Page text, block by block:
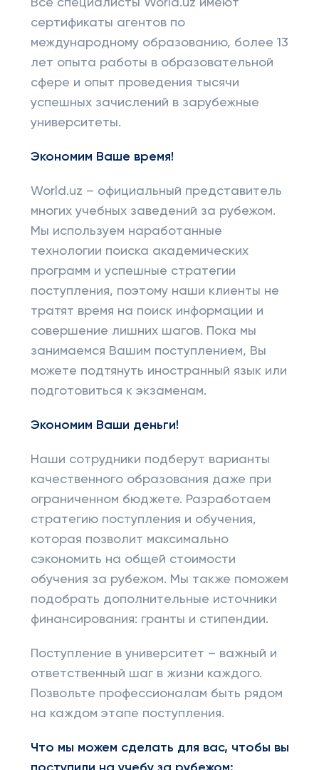
Все специалисты World.uz имеют
сертификаты агентов по
международному образованию, более 13
лет опыта работы в образовательной
сфере и опыт проведения тысячи
успешных зачислений в зарубежные
университеты.
Экономим Ваше время!
World.uz – официальный представитель
многих учебных заведений за рубежом.
Мы используем наработанные
технологии поиска академических
программ и успешные стратегии
поступления, поэтому наши клиенты не
тратят время на поиск информации и
совершение лишних шагов. Пока мы
занимаемся Вашим поступлением, Вы
можете подтянуть иностранный язык или
подготовиться к экзаменам.
Экономим Ваши деньги!
Наши сотрудники подберут варианты
качественного образования даже при
ограниченном бюджете. Разработаем
стратегию поступления и обучения,
которая позволит максимально
сэкономить на общей стоимости
обучения за рубежом. Мы также поможем
подобрать дополнительные источники
финансирования: гранты и стипендии.
Поступление в университет – важный и
ответственный шаг в жизни каждого.
Позвольте профессионалам быть рядом
на каждом этапе поступления.
Что мы можем сделать для вас, чтобы вы